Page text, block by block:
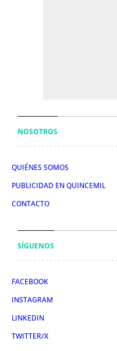
NOSOTROS
QUIÉNES SOMOS
PUBLICIDAD EN QUINCEMIL
SÍGUENOS
FACEBOOK
INSTAGRAM
LINKEDIN